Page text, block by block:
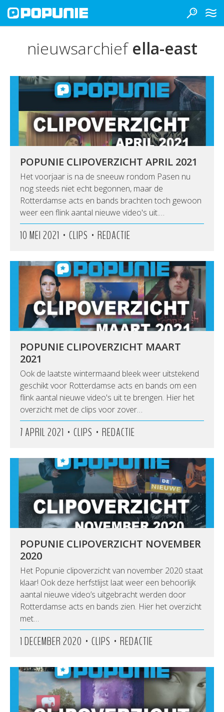
nieuwsarchiefella-east
POPUNIE CLIPOVERZICHT APRIL 2021
Het voorjaar is na de sneeuw rondom Pasen nu
nog steeds niet echt begonnen, maar de
Rotterdamse acts en bands brachten toch gewoon
weer een flink aantal nieuwe video's uit.…
10 MEI 2021 • CLIPS • REDACTIE
POPUNIE CLIPOVERZICHT MAART
2021
Ook de laatste wintermaand bleek weer uitstekend
geschikt voor Rotterdamse acts en bands om een
flink aantal nieuwe video's uit te brengen. Hier het
overzicht met de clips voor zover…
7 APRIL 2021 • CLIPS • REDACTIE
POPUNIE CLIPOVERZICHT NOVEMBER
2020
Het Popunie clipoverzicht van november 2020 staat
klaar! Ook deze herfstlijst laat weer een behoorlijk
aantal nieuwe video’s uitgebracht werden door
Rotterdamse acts en bands zien. Hier het overzicht
met…
1 DECEMBER 2020 • CLIPS • REDACTIE